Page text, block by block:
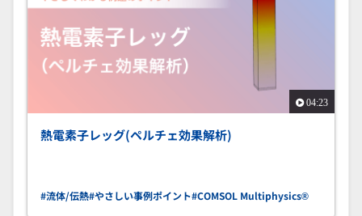
04:23
熱電素子レッグ(ペルチェ効果解析)
#流体/伝熱#やさしい事例ポイント#COMSOL Multiphysics®